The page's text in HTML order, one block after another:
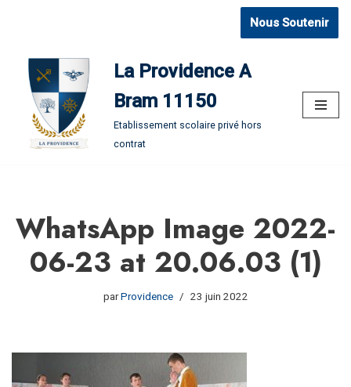
contenu
Nous Soutenir
La Providence A
Bram 11150
Etablissement scolaire privé hors
contrat
WhatsApp Image 2022-
06-23 at 20.06.03 (1)
parProvidence 23 juin 2022